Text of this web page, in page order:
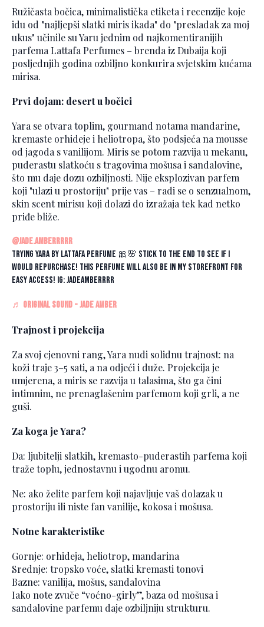
Ružičasta bočica, minimalistička etiketa i recenzije koje
idu od "najljepši slatki miris ikada" do "presladak za moj
ukus" učinile su Yaru jednim od najkomentiranijih
parfema Lattafa Perfumes – brenda iz Dubaija koji
posljednjih godina ozbiljno konkurira svjetskim kućama
mirisa.
Prvi dojam: desert u bočici
Yara se otvara toplim, gourmand notama mandarine,
kremaste orhideje i heliotropa, što podsjeća na mousse
od jagoda s vanilijom. Miris se potom razvija u mekanu,
puderastu slatkoću s tragovima mošusa i sandalovine,
što mu daje dozu ozbiljnosti. Nije eksplozivan parfem
koji "ulazi u prostoriju" prije vas – radi se o senzualnom,
skin scent mirisu koji dolazi do izražaja tek kad netko
priđe bliže.
@jade.amberrrrr
trying yara by lattafa perfume 🎀🌸 stick to the end to see if I
would repurchase! this perfume will also be in my storefront for
easy access! IG: jadeamberrrr
♬ original sound - jade amber
Trajnost i projekcija
Za svoj cjenovni rang, Yara nudi solidnu trajnost: na
koži traje 3–5 sati, a na odjeći i duže. Projekcija je
umjerena, a miris se razvija u talasima, što ga čini
intimnim, ne prenaglašenim parfemom koji grli, a ne
guši.
Za koga je Yara?
Da: ljubitelji slatkih, kremasto-puderastih parfema koji
traže toplu, jednostavnu i ugodnu aromu.
Ne: ako želite parfem koji najavljuje vaš dolazak u
prostoriju ili niste fan vanilije, kokosa i mošusa.
Notne karakteristike
Gornje: orhideja, heliotrop, mandarina
Srednje: tropsko voće, slatki kremasti tonovi
Bazne: vanilija, mošus, sandalovina
Iako note zvuče “voćno-girly”, baza od mošusa i
sandalovine parfemu daje ozbiljniju strukturu.